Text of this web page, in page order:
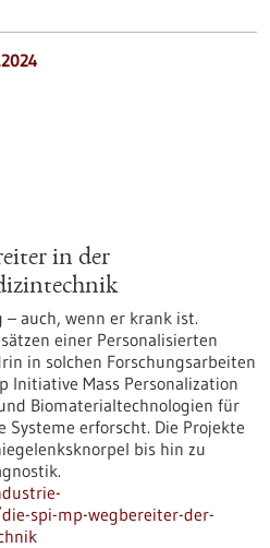
in der
auch, wenn er krank ist.
einer Personalisierten
in solchen Forschungsarbeiten
Mass Personalization
Biomaterialtechnologien für
erforscht. Die Projekte
bis hin zu
spi-mp-wegbereiter-der-